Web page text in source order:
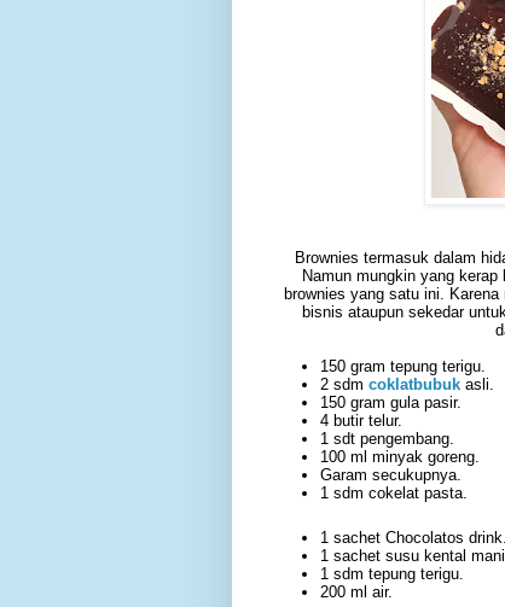
Brownies termasuk dalam
Namun mungkin yang
brownies yang satu ini.
bisnis ataupun sekedar
150 gram tepung terigu.
2 sdm coklatbubuk asli.
150 gram gula pasir.
4 butir telur.
1 sdt pengembang.
100 ml minyak goreng.
Garam secukupnya.
1 sdm cokelat pasta.
1 sachet Chocolatos drink.
1 sachet susu kental
1 sdm tepung terigu.
200 ml air.